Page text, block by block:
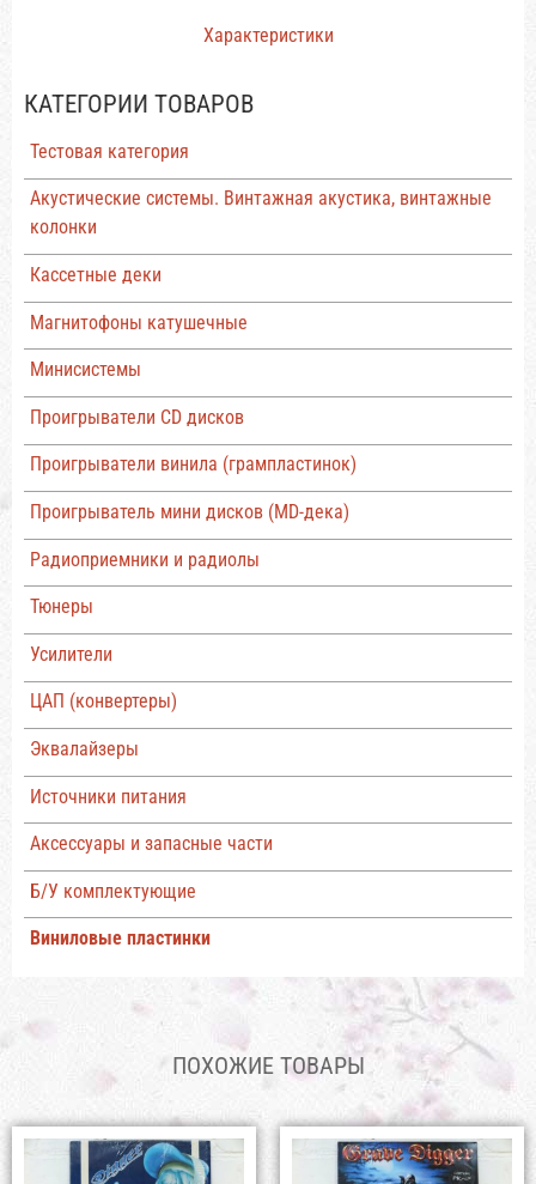
КАТЕГОРИИ ТОВАРОВ
Тестовая категория
Акустические системы. Винтажная акустика, винтажные
колонки
Кассетные деки
Магнитофоны катушечные
Минисистемы
Проигрыватели CD дисков
Проигрыватели винила (грампластинок)
Проигрыватель мини дисков (MD-дека)
Радиоприемники и радиолы
Тюнеры
Усилители
ЦАП (конвертеры)
Эквалайзеры
Источники питания
Аксессуары и запасные части
Б/У комплектующие
Виниловые пластинки
Характеристики
ПОХОЖИЕ ТОВАРЫ